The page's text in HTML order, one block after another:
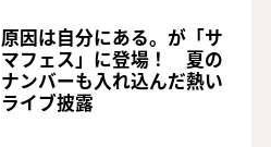
原因は自分にある。が「サ
マフェス」に登場！ 夏の
ナンバーも入れ込んだ熱い
ライブ披露